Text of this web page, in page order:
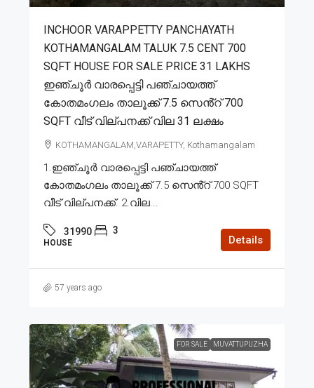
INCHOOR VARAPPETTY PANCHAYATH
KOTHAMANGALAM TALUK 7.5 CENT 700
SQFT HOUSE FOR SALE PRICE 31 LAKHS
ഇഞ്ചൂർ വാരപ്പെട്ടി പഞ്ചായത്ത്
കോതമംഗലം താലൂക്ക് 7.5 സെൻ്റ് 700
SQFT വീട് വില്പനക്ക് വില 31 ലക്ഷം
KOTHAMANGALAM,VARAPETTY, Kothamangalam
1.ഇഞ്ചൂർ വാരപ്പെട്ടി പഞ്ചായത്ത്
കോതമംഗലം താലൂക്ക് 7.5 സെൻ്റ് 700 SQFT
വീട് വില്പനക്ക്. 2.വില...
31990 3
HOUSE Details
57 years ago
FOR SALE MUVATTUPUZHA